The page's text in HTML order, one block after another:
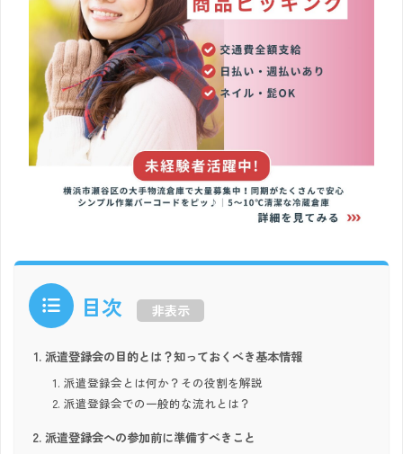
目次 非表示
派遣登録会の目的とは？知っておくべき基本情報
派遣登録会とは何か？その役割を解説
派遣登録会での一般的な流れとは？
派遣登録会への参加前に準備すべきこと